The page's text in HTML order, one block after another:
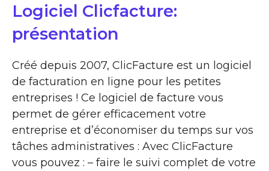
Logiciel Clicfacture:
présentation
Créé depuis 2007, ClicFacture est un logiciel
de facturation en ligne pour les petites
entreprises ! Ce logiciel de facture vous
permet de gérer efficacement votre
entreprise et d’économiser du temps sur vos
tâches administratives : Avec ClicFacture
vous pouvez : – faire le suivi complet de votre